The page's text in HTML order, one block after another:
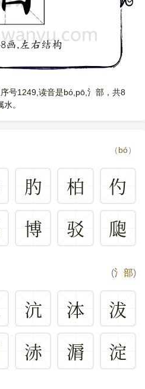
号1249,读音是bó,pō,氵部，共8
。
（bó）
肑 柏
仢
博 驳 瓟
(氵部)
沆 泍
沷
浾 漘 淀